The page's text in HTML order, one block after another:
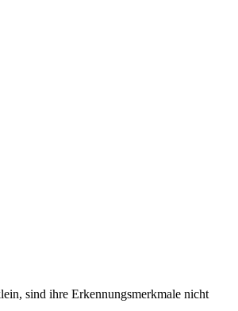
sind ihre Erkennungsmerkmale nicht